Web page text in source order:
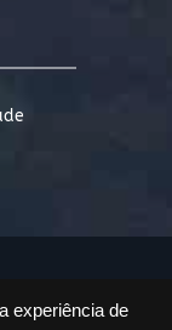
experiência de